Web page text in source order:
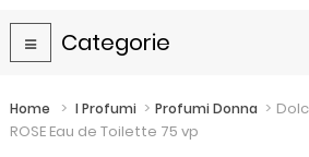
Navigazione
Toggle
Categorie
Home > I Profumi > Profumi Donna >
ROSE Eau de Toilette 75 vp